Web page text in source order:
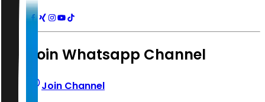
Join Whatsapp Channel
Join Channel